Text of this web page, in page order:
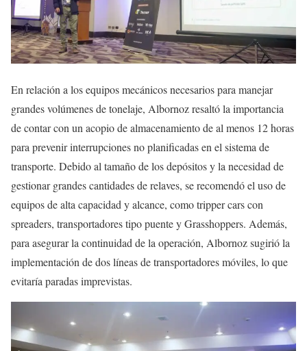
En relación a los equipos mecánicos necesarios para manejar
grandes volúmenes de tonelaje, Albornoz resaltó la importancia
de contar con un acopio de almacenamiento de al menos 12 horas
para prevenir interrupciones no planificadas en el sistema de
transporte. Debido al tamaño de los depósitos y la necesidad de
gestionar grandes cantidades de relaves, se recomendó el uso de
equipos de alta capacidad y alcance, como tripper cars con
spreaders, transportadores tipo puente y Grasshoppers. Además,
para asegurar la continuidad de la operación, Albornoz sugirió la
implementación de dos líneas de transportadores móviles, lo que
evitaría paradas imprevistas.